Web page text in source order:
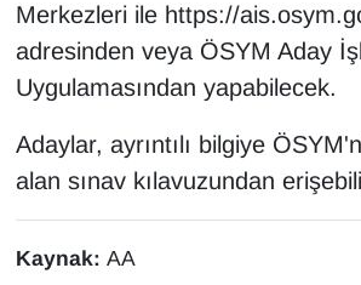
Merkezleri ile https://
adresinden veya ÖSYM Aday
Uygulamasından yapabilecek.
Adaylar, ayrıntılı bilgiye
alan sınav kılavuzundan
Kaynak: AA
Kadın
Kamu Alımları
Kim Kimdir?
KURDÎ